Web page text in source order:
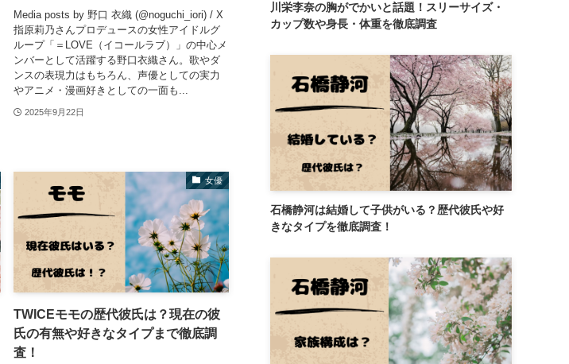
Media posts by 野口 衣織 (@noguchi_iori) / X
指原莉乃さんプロデュースの女性アイドルグ
ループ「＝LOVE（イコールラブ）」の中心メ
ンバーとして活躍する野口衣織さん。歌やダ
ンスの表現力はもちろん、声優としての実力
やアニメ・漫画好きとしての一面も...
2025年9月22日
女優
TWICEモモの歴代彼氏は？現在の彼
氏の有無や好きなタイプまで徹底調
査！
川栄李奈の胸がでかいと話題！スリーサイズ・
カップ数や身長・体重を徹底調査
石橋静河は結婚して子供がいる？歴代彼氏や好
きなタイプを徹底調査！